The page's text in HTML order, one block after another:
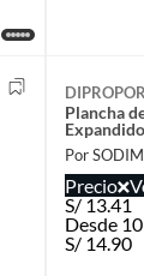
DIPROPOR
Plancha
Por
Precio
S/13.41
Desde
S/ 14.90